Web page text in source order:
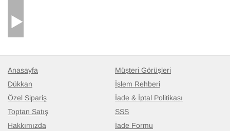
Anasayfa
Dükkan
Özel Sipariş
Toptan Satış
Hakkımızda
Müşteri Görüşleri
İşlem Rehberi
İade & İptal Politikası
SSS
İade Formu